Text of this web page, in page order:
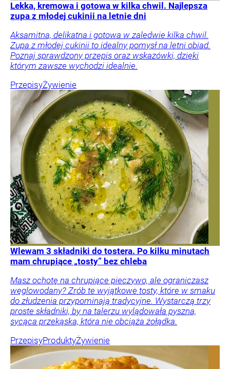
Lekka, kremowa i gotowa w kilka chwil. Najlepsza
zupa z młodej cukinii na letnie dni
Aksamitna, delikatna i gotowa w zaledwie kilka chwil.
Zupa z młodej cukinii to idealny pomysł na letni obiad.
Poznaj sprawdzony przepis oraz wskazówki, dzięki
którym zawsze wychodzi idealnie.
PrzepisyŻywienie
Wlewam 3 składniki do tostera. Po kilku minutach
mam chrupiące „tosty” bez chleba
Masz ochotę na chrupiące pieczywo, ale ograniczasz
węglowodany? Zrób te wyjątkowe tosty, które w smaku
do złudzenia przypominają tradycyjne. Wystarczą trzy
proste składniki, by na talerzu wylądowała pyszna,
sycąca przekąska, która nie obciąża żołądka.
PrzepisyProduktyŻywienie